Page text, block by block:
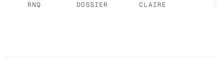
RNQ
DOSSIER
CLAIRE